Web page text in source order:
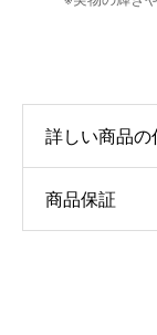
詳しい商品の
ct
0.13ct
商品保証